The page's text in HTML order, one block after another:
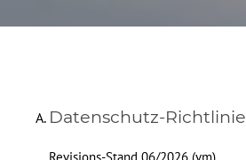
Datenschutz-Richtlinie